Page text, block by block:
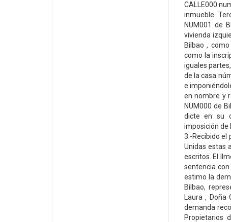
CALLE000
inmueble.
NUM001 de
vivienda
Bilbao ,
como la
iguales
de la casa
e
en nombre y
NUM000 de
dicte en su
imposición de
3.-Recibido el
Unidas estas
escritos. El
sentencia
estimo la
Bilbao,
Laura ,
demanda
Propietarios